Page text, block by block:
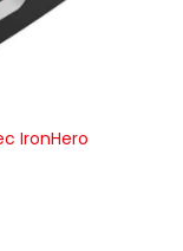
IronHero